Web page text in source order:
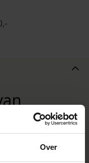
Over